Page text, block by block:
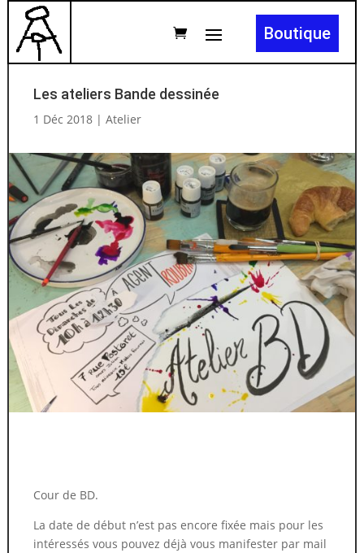
Boutique
Les ateliers Bande dessinée
1 Déc 2018| Atelier
Cour de BD.
La date de début n’est pas encore fixée mais pour les
intéressés vous pouvez déjà vous manifester par mail